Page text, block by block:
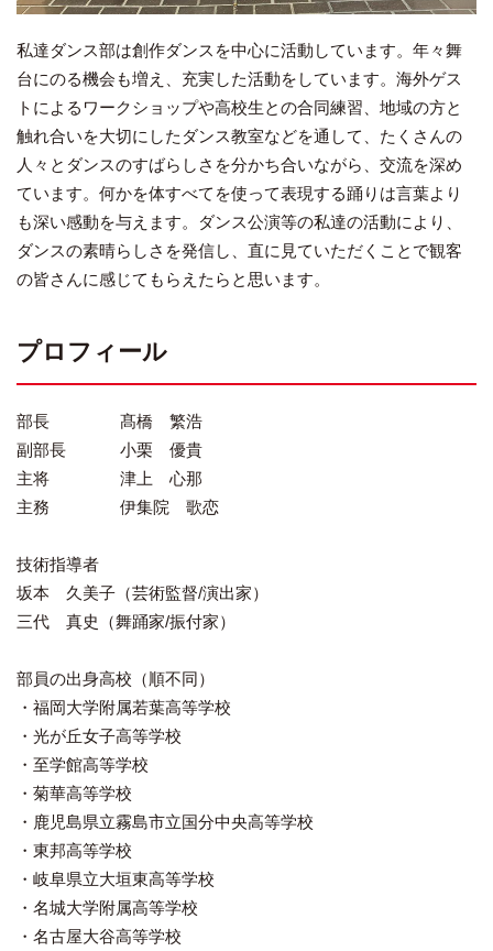
私達ダンス部は創作ダンスを中心に活動しています。年々舞
台にのる機会も増え、充実した活動をしています。海外ゲス
トによるワークショップや高校生との合同練習、地域の方と
触れ合いを大切にしたダンス教室などを通して、たくさんの
人々とダンスのすばらしさを分かち合いながら、交流を深め
ています。何かを体すべてを使って表現する踊りは言葉より
も深い感動を与えます。ダンス公演等の私達の活動により、
ダンスの素晴らしさを発信し、直に見ていただくことで観客
の皆さんに感じてもらえたらと思います。
プロフィール
部長 髙橋 繁浩
副部長 小栗 優貴
主将 津上 心那
主務 伊集院 歌恋
技術指導者
坂本 久美子（芸術監督/演出家）
三代 真史（舞踊家/振付家）
部員の出身高校（順不同）
・福岡大学附属若葉高等学校
・光が丘女子高等学校
・至学館高等学校
・菊華高等学校
・鹿児島県立霧島市立国分中央高等学校
・東邦高等学校
・岐阜県立大垣東高等学校
・名城大学附属高等学校
・名古屋大谷高等学校